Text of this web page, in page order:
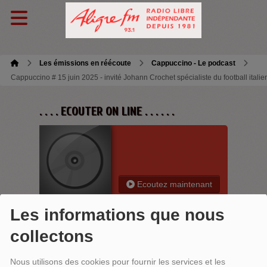
Les informations que nous
collectons
Nous utilisons des cookies pour fournir les services et les
Les émissions en réécoute
Cappuccino - Le podcast
Cappuccino # 15 juin 2025 - invité Johann Crochet spécialiste du football
. . . . ECOUTER ON LINE . . . . . .
Ecoutez maintenant
CAPPUCCINO # 15 JUIN 2025 -